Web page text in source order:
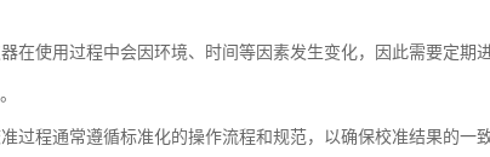
在使用过程中会因环境、时间等因素发生变化，因此需要定期
过程通常遵循标准化的操作流程和规范，以确保校准结果的一